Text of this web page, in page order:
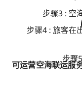
步骤3 : 空
步骤4 : 旅客在
步骤
可运营空海联运服